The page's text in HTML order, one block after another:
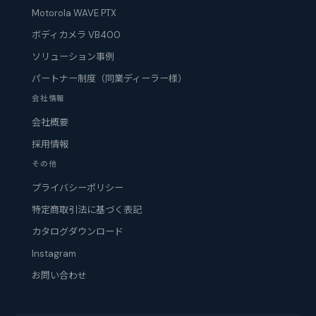
Motorola WAVE PTX
ボディカメラ VB400
ソリューション事例
パートナー制度（同業ディーラー様）
会社情報
会社概要
採用情報
その他
プライバシーポリシー
特定商取引法に基づく表記
カタログダウンロード
Instagram
お問い合わせ